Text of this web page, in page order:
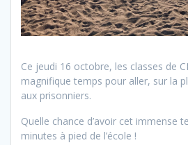
Ce jeudi 16 octobre, les classes de
magnifique temps pour aller, sur la
aux prisonniers.
Quelle chance d’avoir cet immense
minutes à pied de l’école !